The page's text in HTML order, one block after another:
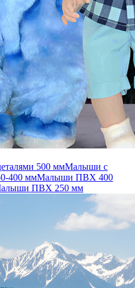
500 ммМалыши с
400 ммМалыши ПВХ 400
ПВХ 250 мм